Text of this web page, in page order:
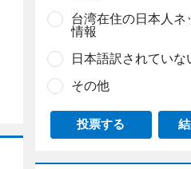
台湾在住の日本人ネ
情報
日本語訳されていな
その他
投票する